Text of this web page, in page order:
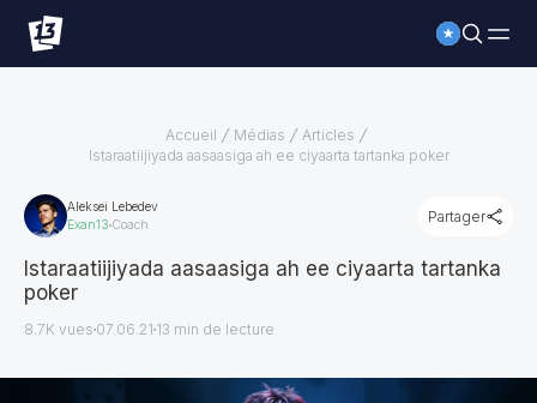
Accueil Médias
Articles
Istaraatiijiyada aasaasiga ah ee ciyaarta tartanka poker
Aleksei Lebedev
Exan13 Coach Partager
Istaraatiijiyada aasaasiga ah ee ciyaarta tartanka
poker
8.7K vues 07.06.21 13 min de lecture